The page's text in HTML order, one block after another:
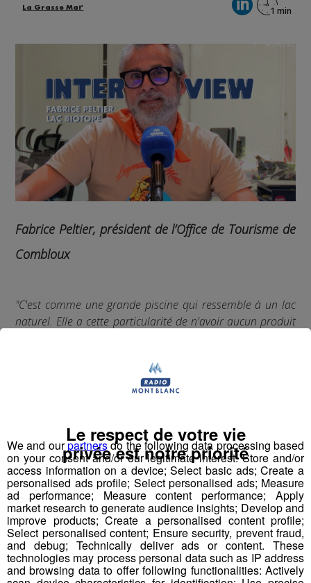
La Grasse Mat'
Fabrice Peltier, président de l’Office de Tourisme de
Combloux
"C'est comme une grande piscine qui ressemble à un lac
naturel. Elle a cette particularité de n'avoir aucun produit
Fabrice Peltier, président de l’Office de Tourisme
de verdure, face au Mt Blanc avec une vue à couper le
souffle ! Après 10 mois de travaux, le lac peut désormais
accueillir 1000 personnes, dans son nouveau bassin et
sa plage de verdure 🌊
Pour réserver vos billet ➡️ bit.ly/3vSehoa
We and ourpartnersdo the following data processing based
on your consent and/or our legitimate interest: Store and/or
access information on a device; Select basic ads; Create a
personalised ads profile; Select personalised ads; Measure
ad performance; Measure content performance; Apply
market research to generate audience insights; Develop and
improve products; Create a personalised content profile;
Select personalised content; Ensure security, prevent fraud,
and debug; Technically deliver ads or content. These
technologies may process personal data such as IP address
and browsing data to offer following functionalities: Actively
Le respect de votre vie
privée est notre priorité